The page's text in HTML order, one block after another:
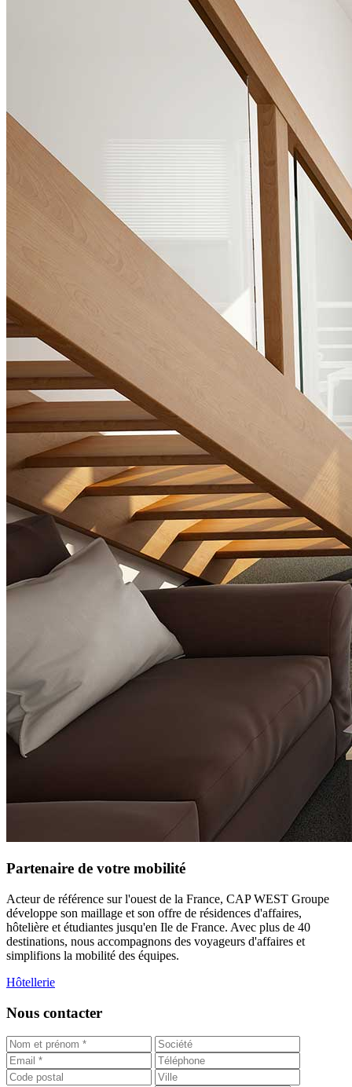
Partenaire de votre mobilité
Acteur de référence sur l'ouest de la France, CAP WEST Groupe
développe son maillage et son offre de résidences d'affaires,
hôtelière et étudiantes jusqu'en Ile de France. Avec plus de 40
destinations, nous accompagnons des voyageurs d'affaires et
simplifions la mobilité des équipes.
Hôtellerie
Nous contacter